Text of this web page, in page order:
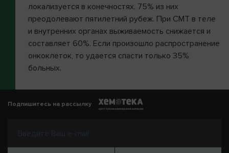
локализуется в конечностях. 75% из них
преодолевают пятилетний рубеж. При СМТ в теле
и внутренних органах выживаемость снижается и
составляет 60%. Если произошло распространение
онкоклеток, то удается спасти только 35%
больных.
Подпишитесь на рассылку